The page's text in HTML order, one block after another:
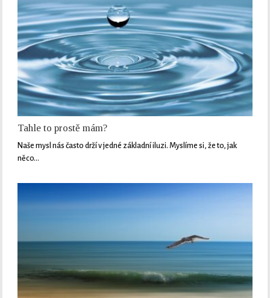
Tahle to prostě mám?
Naše mysl nás často drží v jedné základní iluzi. Myslíme si, že to, jak
něco…